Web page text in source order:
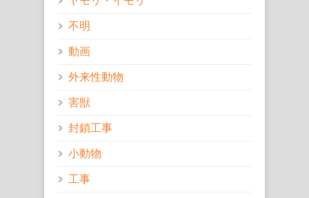
不明
動画
外来性動物
害獣
封鎖工事
小動物
工事